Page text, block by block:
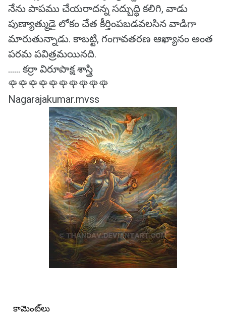
నేను పాపము చేయరాదన్న సద్బుద్ధి కలిగి, వాడు
పుణ్యాత్ముడై లోకం చేత కీర్తింపబడవలసిన వాడిగా
మారుతున్నాడు. కాబట్టి, గంగావతరణ ఆఖ్యానం అంత
పరమ పవిత్రమయినది.
...... కర్రా విరూపాక్ష శాస్త్రి
🌹🌹🌹🌹🌹🌹🌹🌹🌹🌹
Nagarajakumar.mvss
కామెంట్‌లు